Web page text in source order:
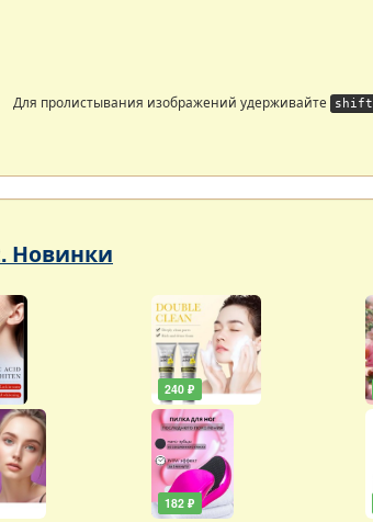
Для пролистывания изображений удерживайте shift
Новинки
240 ₽
182 ₽